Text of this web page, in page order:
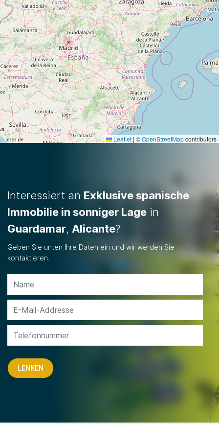
Leaflet | ©OpenStreetMapcontributors
Interessiert an Exklusive spanische
Immobilie in sonniger Lage in
Guardamar, Alicante?
Geben Sie unten Ihre Daten ein und wir werden Sie
kontaktieren.